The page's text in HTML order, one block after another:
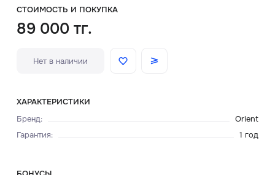
СТОИМОСТЬ И ПОКУПКА
89 000 тг.
Нет в наличии
ХАРАКТЕРИСТИКИ
Бренд:
Orient
Гарантия: 1 год
О нас